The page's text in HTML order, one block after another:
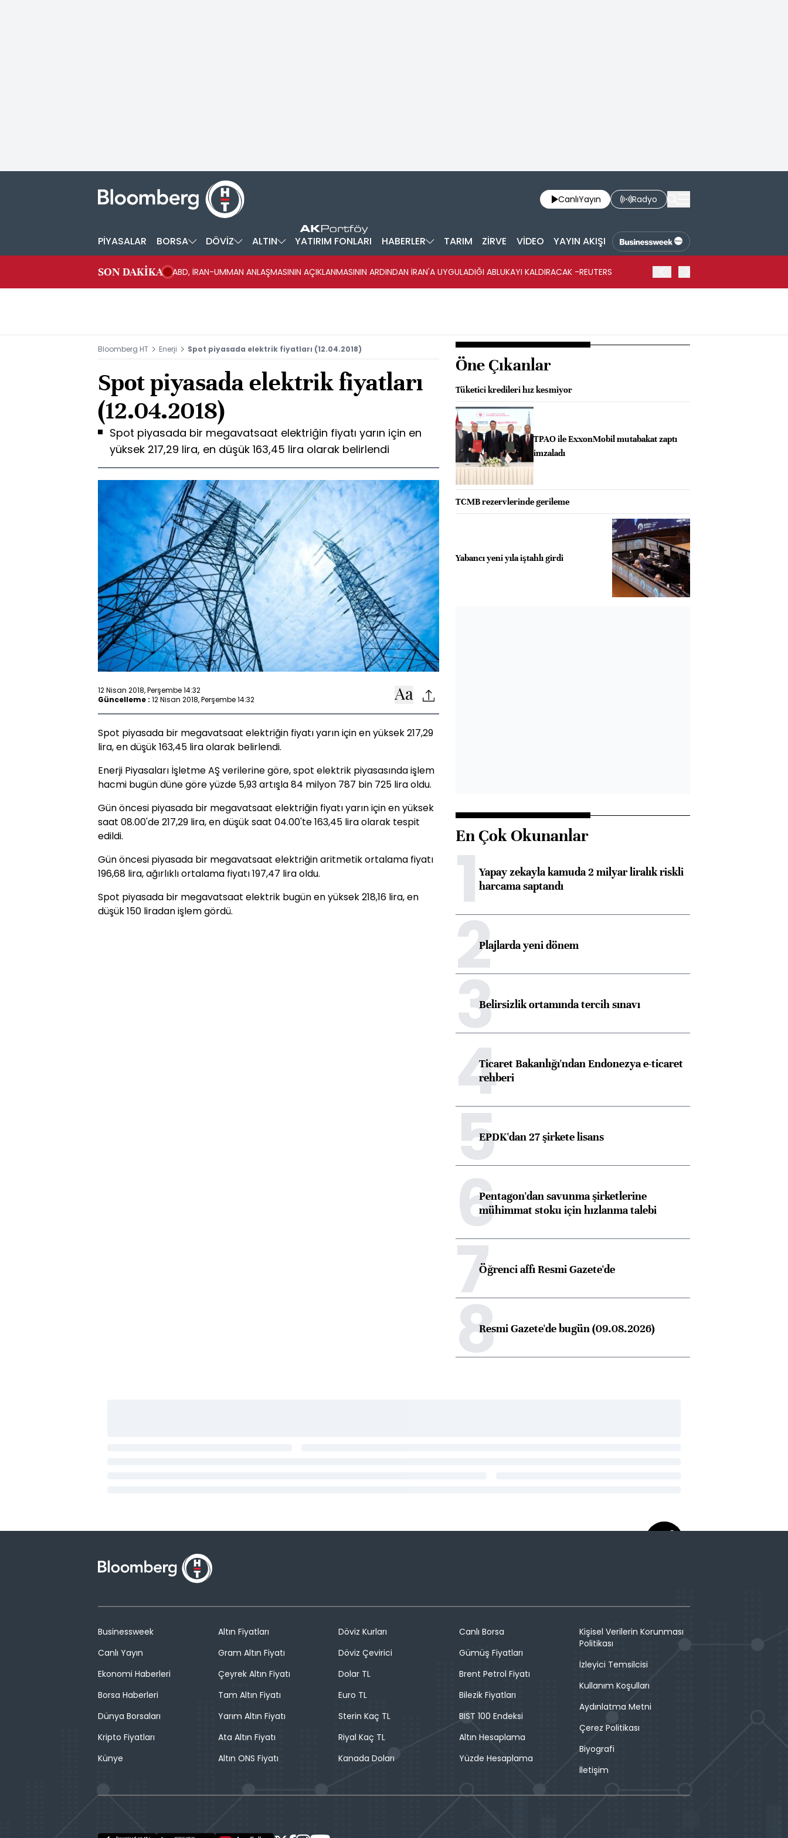
CanlıYayın Radyo
PİYASALAR BORSA DÖVİZ ALTIN YATIRIM FONLARI HABERLER TARIM ZİRVE VİDEO YAYIN AKIŞI
SON DAKİKA ABD, İRAN-UMMAN ANLAŞMASININ AÇIKLANMASININ ARDINDAN İRAN'A UYGULADIĞI ABLUKAYI KALDIRACAK -REUTERS
Bloomberg HT Enerji Spot piyasada elektrik fiyatları (12.04.2018)
Spot piyasada elektrik fiyatları
(12.04.2018)
Spot piyasada bir megavatsaat elektriğin fiyatı yarın için en
yüksek 217,29 lira, en düşük 163,45 lira olarak belirlendi
12 Nisan 2018, Perşembe 14:32
Güncelleme : 12 Nisan 2018, Perşembe 14:32
Spot piyasada bir megavatsaat elektriğin fiyatı yarın için en yüksek 217,29
lira, en düşük 163,45 lira olarak belirlendi.
Enerji Piyasaları İşletme AŞ verilerine göre, spot elektrik piyasasında işlem
hacmi bugün düne göre yüzde 5,93 artışla 84 milyon 787 bin 725 lira oldu.
Gün öncesi piyasada bir megavatsaat elektriğin fiyatı yarın için en yüksek
saat 08.00'de 217,29 lira, en düşük saat 04.00'te 163,45 lira olarak tespit
edildi.
Gün öncesi piyasada bir megavatsaat elektriğin aritmetik ortalama fiyatı
196,68 lira, ağırlıklı ortalama fiyatı 197,47 lira oldu.
Spot piyasada bir megavatsaat elektrik bugün en yüksek 218,16 lira, en
düşük 150 liradan işlem gördü.
Öne Çıkanlar
Tüketici kredileri hız kesmiyor
TPAO ile ExxonMobil mutabakat zaptı
imzaladı
TCMB rezervlerinde gerileme
Yabancı yeni yıla iştahlı girdi
En Çok Okunanlar
1Yapay zekayla kamuda 2 milyar liralık riskli
harcama saptandı
2Plajlarda yeni dönem
3Belirsizlik ortamında tercih sınavı
4Ticaret Bakanlığı'ndan Endonezya e-ticaret
rehberi
5EPDK'dan 27 şirkete lisans
6Pentagon'dan savunma şirketlerine
mühimmat stoku için hızlanma talebi
7Öğrenci affı Resmi Gazete'de
8Resmi Gazete'de bugün (09.08.2026)
Businessweek
Canlı Yayın
Ekonomi Haberleri
Borsa Haberleri
Dünya Borsaları
Kripto Fiyatları
Künye
Altın Fiyatları
Gram Altın Fiyatı
Çeyrek Altın Fiyatı
Tam Altın Fiyatı
Yarım Altın Fiyatı
Ata Altın Fiyatı
Altın ONS Fiyatı
Döviz Kurları
Döviz Çevirici
Dolar TL
Euro TL
Sterin Kaç TL
Riyal Kaç TL
Kanada Doları
Canlı Borsa
Gümüş Fiyatları
Brent Petrol Fiyatı
Bilezik Fiyatları
BIST 100 Endeksi
Altın Hesaplama
Yüzde Hesaplama
Kişisel Verilerin Korunması
Politikası
İzleyici Temsilcisi
Kullanım Koşulları
Aydınlatma Metni
Çerez Politikası
Biyografi
İletişim